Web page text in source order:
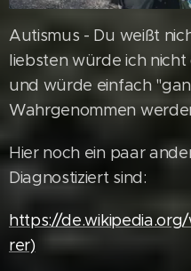
Autismus - Du weißt
liebsten würde ich
und würde einfach
Wahrgenommen
Hier noch ein paar
Diagnostiziert sind:
https://
rer)